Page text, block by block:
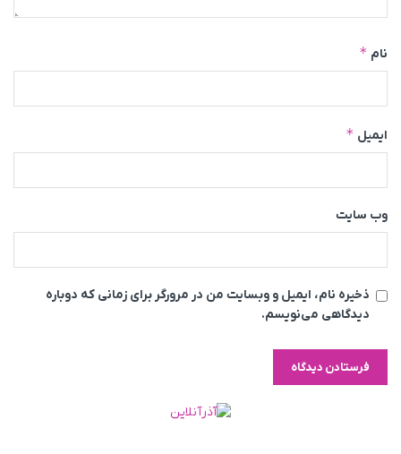
نام *
ایمیل *
وب‌ سایت
ذخیره نام، ایمیل و وبسایت من در مرورگر برای زمانی که دوباره
دیدگاهی می‌نویسم.